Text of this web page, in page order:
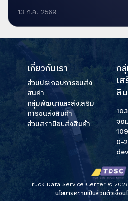
13 ก.ค. 2569
เกี่ยวกับเรา
ส่วนประกอบการขนส่ง
สินค้า
กลุ่มพัฒนาและส่งเสริม
การขนส่งสินค้า
ส่วนสถานีขนส่งสินค้า
ก
เ
สิ
จอ
0-
Truck Data Service Center ©
นโยบายความเป็นส่วนตัวเงื่อน